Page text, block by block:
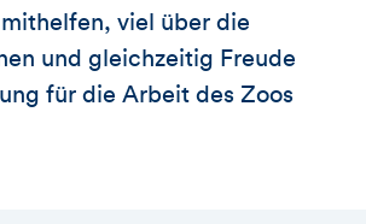
viel über die
und gleichzeitig Freude
für die Arbeit des Zoos